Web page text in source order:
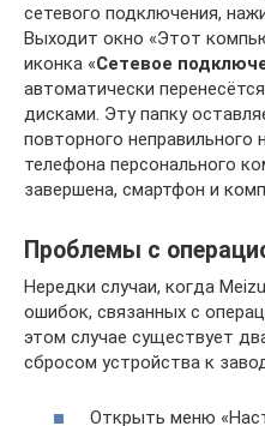
сетевого подключения,
Выходит окно «Этот
иконка «Сетевое
автоматически
дисками. Эту папку
повторного неправильного
телефона персонального
завершена, смартфон и
Проблемы с
Нередки случаи, когда
ошибок, связанных с
этом случае существует
сбросом устройства к
Открыть меню